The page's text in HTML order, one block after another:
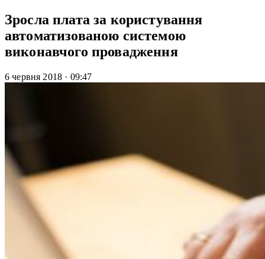
Зросла плата за користування
автоматизованою системою
виконавчого провадження
6 червня 2018 · 09:47